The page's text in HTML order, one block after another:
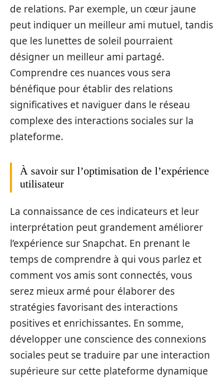
de relations. Par exemple, un cœur jaune
peut indiquer un meilleur ami mutuel, tandis
que les lunettes de soleil pourraient
désigner un meilleur ami partagé.
Comprendre ces nuances vous sera
bénéfique pour établir des relations
significatives et naviguer dans le réseau
complexe des interactions sociales sur la
plateforme.
À savoir sur l’optimisation de l’expérience
utilisateur
La connaissance de ces indicateurs et leur
interprétation peut grandement améliorer
l’expérience sur Snapchat. En prenant le
temps de comprendre à qui vous parlez et
comment vos amis sont connectés, vous
serez mieux armé pour élaborer des
stratégies favorisant des interactions
positives et enrichissantes. En somme,
développer une conscience des connexions
sociales peut se traduire par une interaction
supérieure sur cette plateforme dynamique